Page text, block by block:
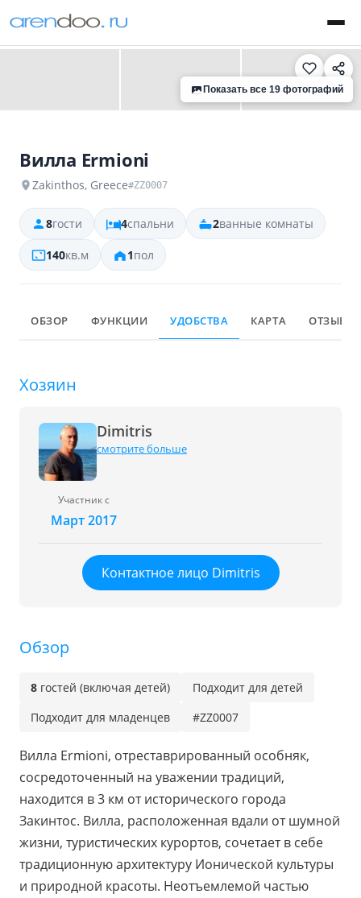
‹ ›
Показать все 19 фотографий
Вилла Ermioni
Zakinthos, Greece#ZZ0007
8гости 4спальни 2ванные комнаты
140кв.м 1пол
ОБЗОР ФУНКЦИИ УДОБСТВА КАРТА ОТЗЫВЫ
Хозяин
Dimitris
смотрите больше
Участник с
Март 2017
Контактное лицо Dimitris
Обзор
8 гостей (включая детей)
Подходит для детей
Подходит для младенцев
#ZZ0007
Вилла Ermioni, отреставрированный особняк,
сосредоточенный на уважении традиций,
находится в 3 км от исторического города
Закинтос. Вилла, расположенная вдали от шумной
жизни, туристических курортов, сочетает в себе
традиционную архитектуру Ионической культуры
и природной красоты. Неотъемлемой частью